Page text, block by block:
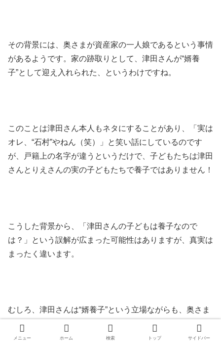
その背景には、奥さまが資産家の一人娘であるという事情
があるようです。家の跡取りとして、津田さんが“婿養
子”として迎え入れられた、というわけですね。
このことは津田さん本人もネタにすることがあり、「実は
オレ、“石村”やねん（笑）」と笑い話にしているのです
が、戸籍上の名字が違うというだけで、子どもたちは津田
さんとりえさんの実の子どもたちで養子ではありません！
こうした背景から、「津田さんの子どもは養子なので
は？」という誤解が広まった可能性はありますが、真実は
まったく違います。
むしろ、津田さんは“婿養子”という立場ながらも、奥さま
とも家族とも非常に良好な関係を築いており、その姿に
「理想のパパ」「優しい旦那さん」といった声も多く寄せ
メニュー ホーム 検索 トップ サイドバー